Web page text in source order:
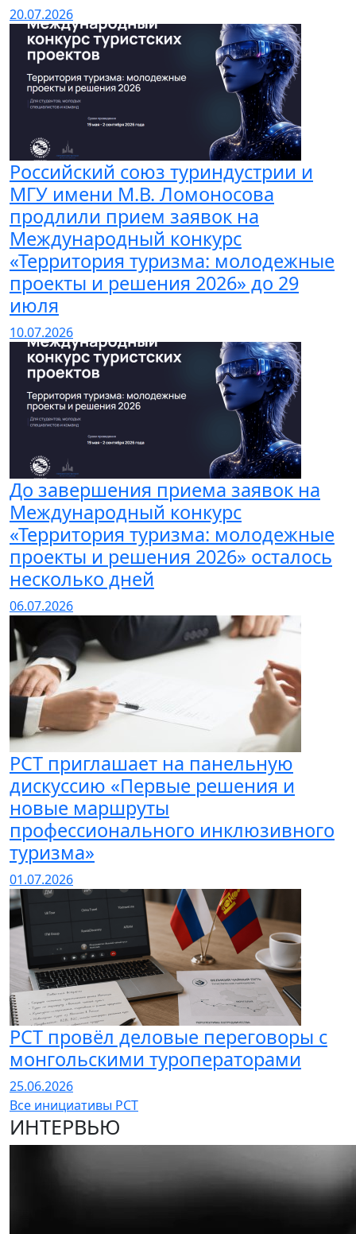
20.07.2026
Российский союз туриндустрии и
МГУ имени М.В. Ломоносова
продлили прием заявок на
Международный конкурс
«Территория туризма: молодежные
проекты и решения 2026» до 29
июля
10.07.2026
До завершения приема заявок на
Международный конкурс
«Территория туризма: молодежные
проекты и решения 2026» осталось
несколько дней
06.07.2026
РСТ приглашает на панельную
дискуссию «Первые решения и
новые маршруты
профессионального инклюзивного
туризма»
01.07.2026
РСТ провёл деловые переговоры с
монгольскими туроператорами
25.06.2026
Все инициативы РСТ
ИНТЕРВЬЮ